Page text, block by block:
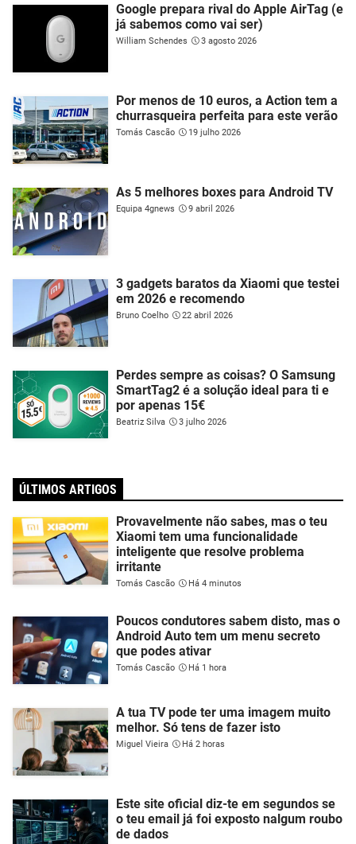
Google prepara rival do Apple AirTag (e
já sabemos como vai ser)
William Schendes 3 agosto 2026
Por menos de 10 euros, a Action tem a
churrasqueira perfeita para este verão
Tomás Cascão 19 julho 2026
As 5 melhores boxes para Android TV
Equipa 4gnews 9 abril 2026
3 gadgets baratos da Xiaomi que testei
em 2026 e recomendo
Bruno Coelho 22 abril 2026
Perdes sempre as coisas? O Samsung
SmartTag2 é a solução ideal para ti e
por apenas 15€
Beatriz Silva 3 julho 2026
ÚLTIMOS ARTIGOS
Provavelmente não sabes, mas o teu
Xiaomi tem uma funcionalidade
inteligente que resolve problema
irritante
Tomás Cascão Há 4 minutos
Poucos condutores sabem disto, mas o
Android Auto tem um menu secreto
que podes ativar
Tomás Cascão Há 1 hora
A tua TV pode ter uma imagem muito
melhor. Só tens de fazer isto
Miguel Vieira Há 2 horas
Este site oficial diz-te em segundos se
o teu email já foi exposto nalgum roubo
de dados